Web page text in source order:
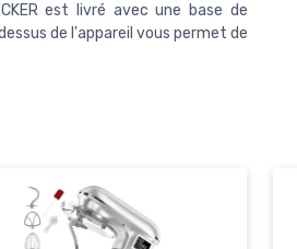
est livré avec une base de
de l'appareil vous permet de